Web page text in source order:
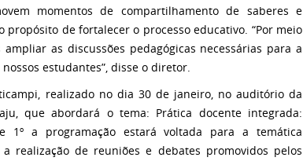
momentos de compartilhamento de saberes e
de fortalecer o processo educativo. “Por meio
as discussões pedagógicas necessárias para a
estudantes”, disse o diretor.
realizado no dia 30 de janeiro, no auditório da
que abordará o tema: Prática docente integrada:
1º a programação estará voltada para a temática
realização de reuniões e debates promovidos pelos